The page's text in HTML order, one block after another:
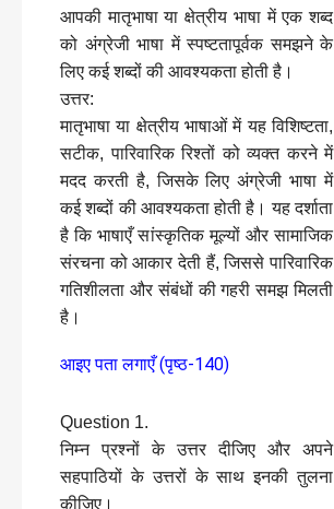
आपकी मातृभाषा या क्षेत्रीय भाषा में एक शब्द
को अंग्रेजी भाषा में स्पष्टतापूर्वक समझने के
लिए कई शब्दों की आवश्यकता होती है।
उत्तर:
मातृभाषा या क्षेत्रीय भाषाओं में यह विशिष्टता,
सटीक, पारिवारिक रिश्तों को व्यक्त करने में
मदद करती है, जिसके लिए अंग्रेजी भाषा में
कई शब्दों की आवश्यकता होती है। यह दर्शाता
है कि भाषाएँ सांस्कृतिक मूल्यों और सामाजिक
संरचना को आकार देती हैं, जिससे पारिवारिक
गतिशीलता और संबंधों की गहरी समझ मिलती
है।
आइए पता लगाएँ (पृष्ठ-140)
Question 1.
निम्न प्रश्नों के उत्तर दीजिए और अपने
सहपाठियों के उत्तरों के साथ इनकी तुलना
कीजिए।